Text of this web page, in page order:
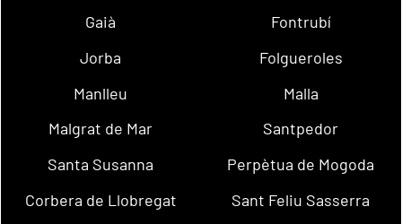
Gaià
Fontrubí
Jorba
Folgueroles
Manlleu
Malla
Malgrat de Mar
Santpedor
Santa Susanna
Perpètua de Mogoda
Corbera de Llobregat
Sant Feliu Sasserra